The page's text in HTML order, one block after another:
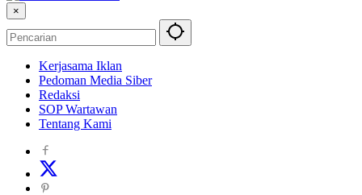
×
Kerjasama Iklan
Pedoman Media Siber
Redaksi
SOP Wartawan
Tentang Kami